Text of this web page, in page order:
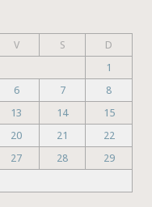
V S
D
1
6 7
8
13 14
15
20 21
22
27 28
29